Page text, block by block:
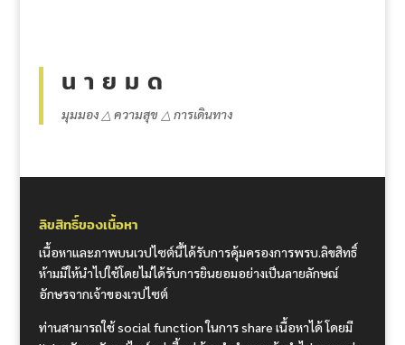
น า ย ม ด
มุมมอง △ ความสุข △ การเดินทาง
ลิขสิทธิ์ของเนื้อหา
เนื้อหาและภาพบนเวปไซต์นี้ได้รับการคุ้มครองการพรบ.ลิขสิทธิ์
ห้ามมิให้นำไปใช้โดยไม่ได้รับการยินยอมอย่างเป็นลายลักษณ์
อักษรจากเจ้าของเวปไซต์
ท่านสามารถใช้ social function ในการ share เนื้อหาได้ โดยมี